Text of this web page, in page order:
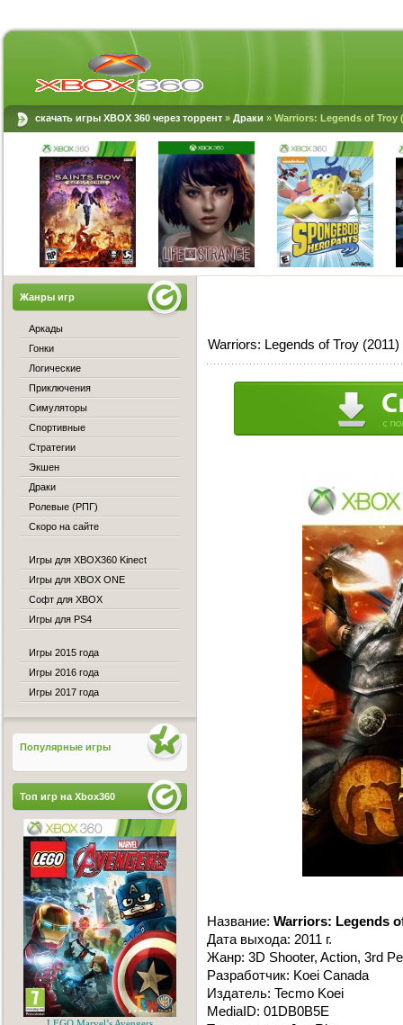
скачать игры XBOX 360 через торрент » Драки » Warriors: Legends of Troy
Warriors: Legends of Troy
Название: Warriors: Legends
Дата выхода: 2011 г.
Жанр: 3D Shooter, Action, 3rd
Разработчик: Koei Canada
Издатель: Tecmo Koei
MediaID: 01DB0B5E
Жанры игр
Аркады
Гонки
Логические
Приключения
Симуляторы
Спортивные
Стратегии
Экшен
Драки
Ролевые (РПГ)
Скоро на сайте
Игры для XBOX360 Kinect
Игры для XBOX ONE
Софт для XBOX
Игры для PS4
Игры 2015 года
Игры 2016 года
Игры 2017 года
Популярные игры
Топ игр на Xbox360